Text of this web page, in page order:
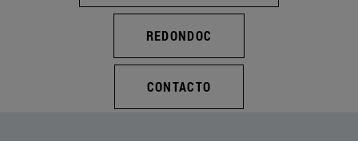
REDONDOC
CONTACTO